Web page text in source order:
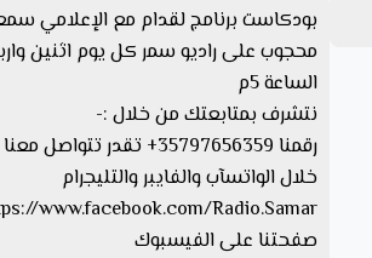
بودكاست برنامج لقدام مع الإعلامي
محجوب على راديو سمر كل يوم اثنين
الساعة 5م
نتشرف بمتابعتك من خلال :-
رقمنا 35797656359+ تقدر تتواصل
خلال الواتسآب والفايبر والتليجرام
صفحتنا على الفيسبوك